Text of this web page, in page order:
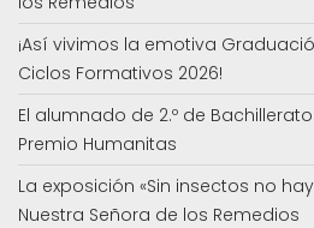
¡Así vivimos la emotiva
Ciclos Formativos 2026!
El alumnado de 2.º de
Premio Humanitas
La exposición «Sin insectos no
Nuestra Señora de los Remedios